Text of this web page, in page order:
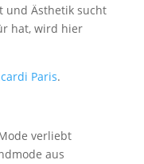
und Ästhetik sucht
hat, wird hier
Paris.
verliebt
aus